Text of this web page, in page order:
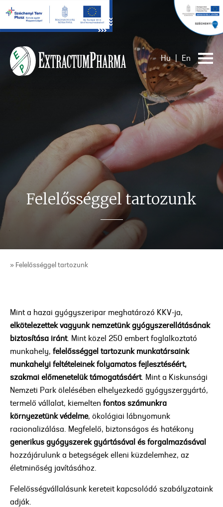
Hu | En
Felelősséggel tartozunk
» Felelősséggel tartozunk
Mint a hazai gyógyszeripar meghatározó KKV-ja,
elkötelezettek vagyunk nemzetünk gyógyszerellátásának
biztosítása iránt. Mint közel 250 embert foglalkoztató
munkahely, felelősséggel tartozunk munkatársaink
munkahelyi feltételeinek folyamatos fejlesztéséért,
szakmai előmenetelük támogatásáért. Mint a Kiskunsági
Nemzeti Park ölelésében elhelyezkedő gyógyszergyártó,
termelő vállalat, kiemelten fontos számunkra
környezetünk védelme, ökológiai lábnyomunk
racionalizálása. Megfelelő, biztonságos és hatékony
generikus gyógyszerek gyártásával és forgalmazásával
hozzájárulunk a betegségek elleni küzdelemhez, az
életminőség javításához.
Felelősségvállalásunk kereteit kapcsolódó szabályzataink
adják.